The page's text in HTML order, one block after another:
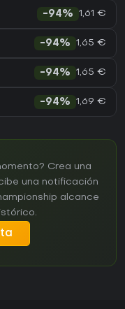
-94% 1,61 €
-94% 1,65 €
-94% 1,65 €
-94% 1,69 €
Crea una
una notificación
alcance